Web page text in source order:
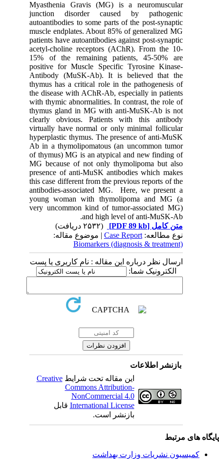
Myasthenia Gravis (MG) is a neuromuscular
junction disorder caused by pathogenic
autoantibodies to some parts of the post-synaptic
muscle endplates. About 85% of generalized MG
patients have autoantibodies against post-synaptic
acetyl-choline receptors (AChR). From the 10-
15% of the remaining patients, 45-50% are
positive for Muscle Specific Tyrosine Kinase-
Antibody (MuSK-Ab). It is believed that the
thymus has a critical role in the pathogenesis of
the disease with AChR-Ab, especially in patients
with thymic abnormalities. In contrast, the role of
thymus gland in MG with anti-MuSK-Ab is not
clearly obvious. Patients with this antibody
virtually have normal or only minimal follicular
hyperplastic thymus. The presence of anti-MuSK
Ab in a thymolipomatous (an uncommon tumor
of thymus) MG is an atypical and new finding of
MG because of not only thymolipoma but also
presence of anti-MuSK antibodies which makes
this case different from the previous reports of the
antibodies-associated MG. Here, we present a
young woman with thymolipoma and MG (a
very uncommon kind of tumor-associated MG)
and high level of anti-MuSK-Ab.
متن کامل[PDF 89 kb]
نوع مطالعه:Case Report| موضوع مقاله:
Biomarkers (diagnosis & treatment)
ارسال نظر درباره این مقاله : نام کاربری یا پست
الکترونیک شما:
بازنشر اطلاعات
این مقاله تحت شرایطCreative
Commons Attribution-
NonCommercial 4.0
International Licenseقابل
بازنشر است.
های مرتبط
کمیسیون نشریات وزارت بهداشت